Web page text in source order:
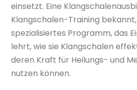
einsetzt. Eine
Klangschalen-Training
spezialisiertes Programm, das
lehrt, wie sie Klangschalen
deren Kraft für Heilungs- und
nutzen können.